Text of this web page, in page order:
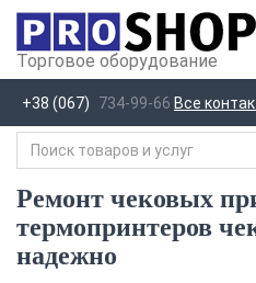
Торговое оборудование
+38 (067) 734-99-66 Все
Ремонт чековых
термопринтеров
надежно